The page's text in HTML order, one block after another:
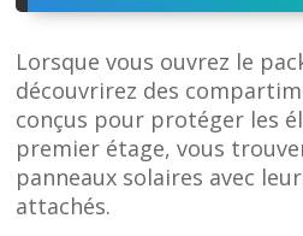
Lorsque vous ouvrez le
découvrirez des
conçus pour protéger les
premier étage, vous
panneaux solaires avec
attachés.